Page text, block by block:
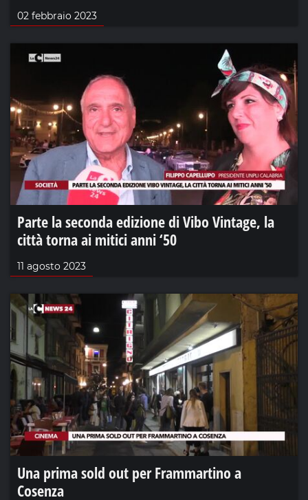
02 febbraio 2023
Parte la seconda edizione di Vibo Vintage, la
città torna ai mitici anni ‘50
11 agosto 2023
Una prima sold out per Frammartino a
Cosenza